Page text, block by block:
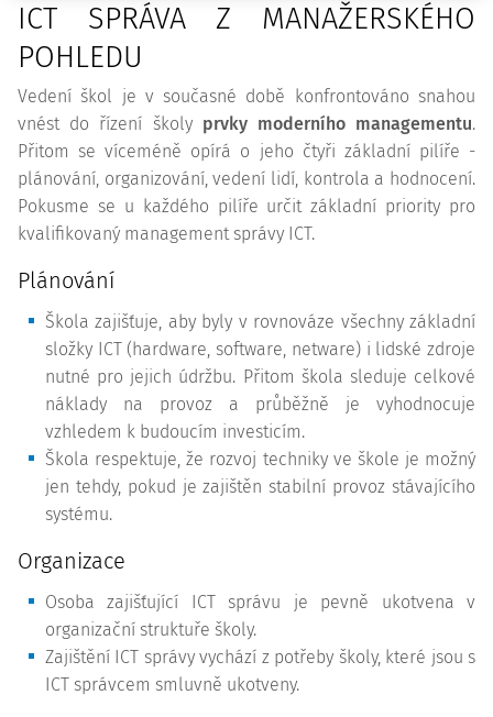
ICT SPRÁVA Z MANAŽERSKÉHO
POHLEDU
Vedení škol je v současné době konfrontováno snahou
vnést do řízení školy prvky moderního managementu.
Přitom se víceméně opírá o jeho čtyři základní pilíře -
plánování, organizování, vedení lidí, kontrola a hodnocení.
Pokusme se u každého pilíře určit základní priority pro
kvalifikovaný management správy ICT.
Plánování
Škola zajišťuje, aby byly v rovnováze všechny základní
složky ICT (hardware, software, netware) i lidské zdroje
nutné pro jejich údržbu. Přitom škola sleduje celkové
náklady na provoz a průběžně je vyhodnocuje
vzhledem k budoucím investicím.
Škola respektuje, že rozvoj techniky ve škole je možný
jen tehdy, pokud je zajištěn stabilní provoz stávajícího
systému.
Organizace
Osoba zajišťující ICT správu je pevně ukotvena v
organizační struktuře školy.
Zajištění ICT správy vychází z potřeby školy, které jsou s
ICT správcem smluvně ukotveny.